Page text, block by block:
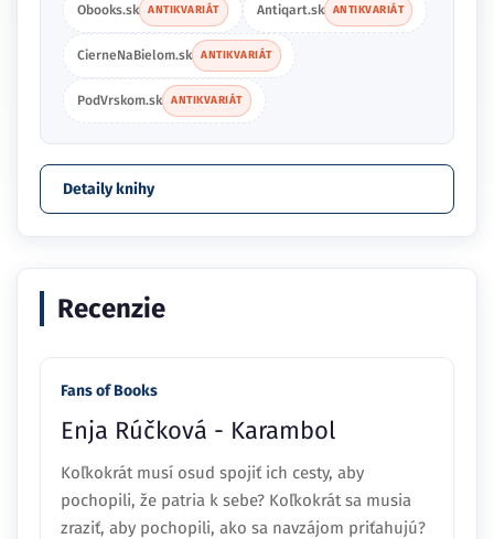
Obooks.sk ANTIKVARIÁT Antiqart.sk ANTIKVARIÁT
CierneNaBielom.sk ANTIKVARIÁT
PodVrskom.sk ANTIKVARIÁT
Detaily knihy
Recenzie
Fans of Books
Enja Rúčková - Karambol
Koľkokrát musí osud spojiť ich cesty, aby
pochopili, že patria k sebe? Koľkokrát sa musia
zraziť, aby pochopili, ako sa navzájom priťahujú?